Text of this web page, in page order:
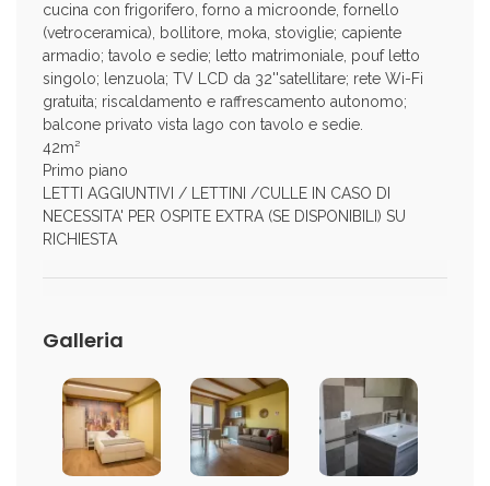
cucina con frigorifero, forno a microonde, fornello
(vetroceramica), bollitore, moka, stoviglie; capiente
armadio; tavolo e sedie; letto matrimoniale, pouf letto
singolo; lenzuola; TV LCD da 32''satellitare; rete Wi-Fi
gratuita; riscaldamento e raffrescamento autonomo;
balcone privato vista lago con tavolo e sedie.
42m²
Primo piano
LETTI AGGIUNTIVI / LETTINI /CULLE IN CASO DI
NECESSITA' PER OSPITE EXTRA (SE DISPONIBILI) SU
RICHIESTA
Galleria